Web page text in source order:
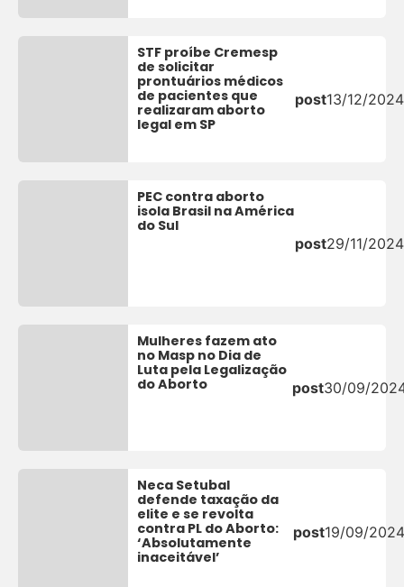
STF proíbe Cremesp
de solicitar
prontuários médicos
de pacientes que
realizaram aborto
legal em SP
post13/12/2024
PEC contra aborto
isola Brasil na América
do Sul
post29/11/2024
Mulheres fazem ato
no Masp no Dia de
Luta pela Legalização
do Aborto
post30/09/
Neca Setubal
defende taxação da
elite e se revolta
contra PL do Aborto:
‘Absolutamente
inaceitável’
post19/09/